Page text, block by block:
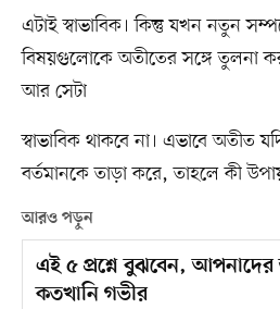
এটাই স্বাভাবিক। কিন্তু যখন নতুন
বিষয়গুলোকে অতীতের সঙ্গে তুলনা
আর সেটা
স্বাভাবিক থাকবে না। এভাবে অতীত
বর্তমানকে তাড়া করে, তাহলে কী
আরও পড়ুন
এই ৫ প্রশ্নে বুঝবেন, আপনাদের
কতখানি গভীর